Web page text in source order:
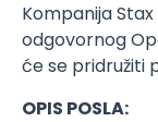
Kompanija
odgovornog
će se pridružiti
OPIS POSLA: